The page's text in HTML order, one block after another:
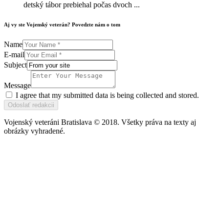
detský tábor prebiehal počas dvoch ...
Aj vy ste Vojenský veterán? Povedzte nám o tom
Name
E-mail
Subject
Message
I agree that my submitted data is being collected and stored.
Odoslať redakcii
Vojenský veteráni Bratislava © 2018. Všetky práva na texty aj
obrázky vyhradené.